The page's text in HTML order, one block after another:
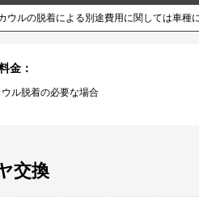
ウルの脱着による別途費用に関しては車種
金：
ル脱着の必要な場合
交換